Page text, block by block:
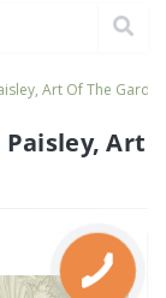
Art Of The
Art